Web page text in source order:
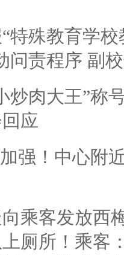
特殊教育学
问责程序 副
炒肉大王”称
应
强！中心附
乘客发放西
厕所！乘客